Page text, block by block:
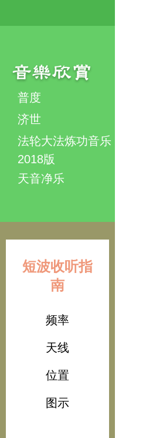
普度
济世
法轮大法炼功音乐
2018版
天音净乐
短波收听指
南
频率
天线
位置
图示